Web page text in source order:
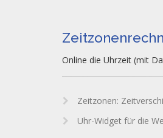
Online die Uhrzeit (mit
Zeitzonen:
Uhr-Widget für die